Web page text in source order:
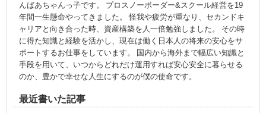
んばあちゃんっ子です。 プロスノーボーダー&スクール経営を19
年間一生懸命やってきました。 怪我や疲労が重なり、セカンドキ
ャリアと向き合った時、資産構築を人一倍勉強しました。 その時
に得た知識と経験を活かし、現在は働く日本人の将来の安心をサ
ポートするお仕事をしています。 国内から海外まで幅広い知識と
手段を用いて、いつからどれだけ運用すれば安心安全に暮らせる
のか、豊かで幸せな人生にするのが僕の使命です。
最近書いた記事